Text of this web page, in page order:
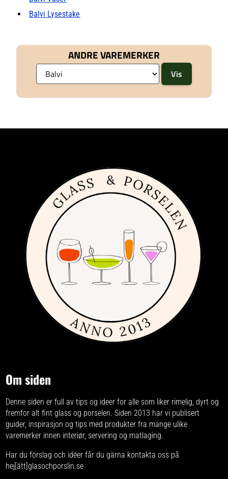
Balvi Lysestake
ANDRE VAREMERKER
Om siden
Denne siden er full av tips og ideer for alle som liker rimelig, dyrt og
fremfor alt fint glass og porselen. Siden 2013 har vi publisert
guider, inspirasjon og tips med produkter fra mange ulike
varemerker innen interiør, servering og matlaging.
Har du förslag och idéer får du gärna kontakta oss på
hej[ätt]glasochporslin.se